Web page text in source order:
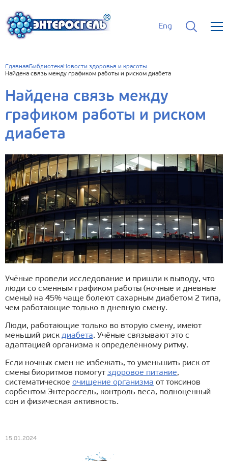
Eng
Главная БиблиотекаНовости здоровья и красоты
Найдена связь между графиком работы и риском диабета
Найдена связь между
графиком работы и риском
диабета
Учёные провели исследование и пришли к выводу, что
люди со сменным графиком работы (ночные и дневные
смены) на 45% чаще болеют сахарным диабетом 2 типа,
чем работающие только в дневную смену.
Люди, работающие только во вторую смену, имеют
меньший риск диабета. Учёные связывают это с
адаптацией организма к определённому ритму.
Если ночных смен не избежать, то уменьшить риск от
смены биоритмов помогутздоровое питание,
систематическое очищение организма от токсинов
сорбентом Энтеросгель, контроль веса, полноценный
сон и физическая активность.
15.01.2024